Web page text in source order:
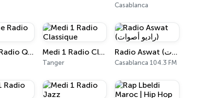
Casablanca
Yassine Radio Quran Medi 1 Radio Classique
Tanger
Radio Aswat (راديو أصوات)
Casablanca 104.3 FM